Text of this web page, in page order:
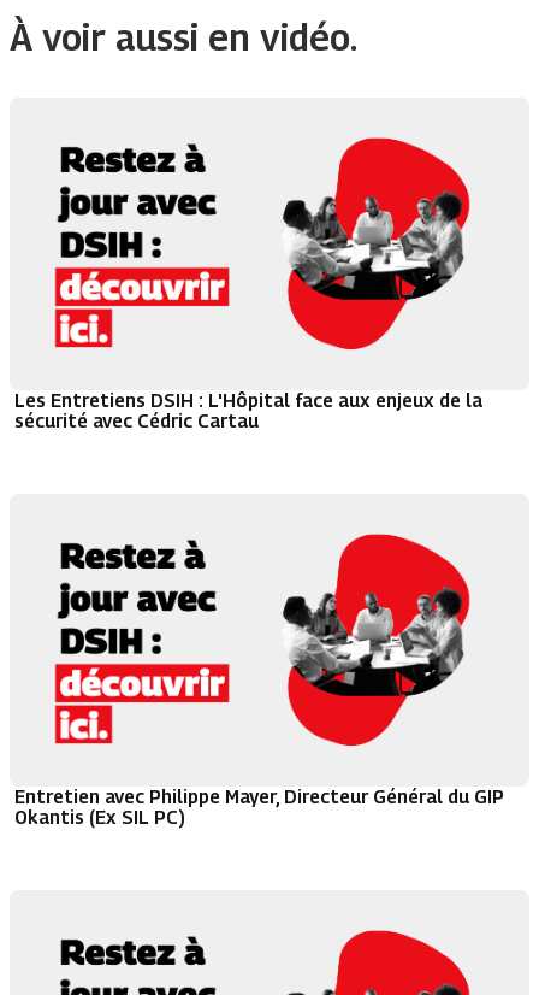
À voir aussi en vidéo.
Les Entretiens DSIH : L'Hôpital face aux enjeux de la
sécurité avec Cédric Cartau
Entretien avec Philippe Mayer, Directeur Général du GIP
Okantis (Ex SIL PC)